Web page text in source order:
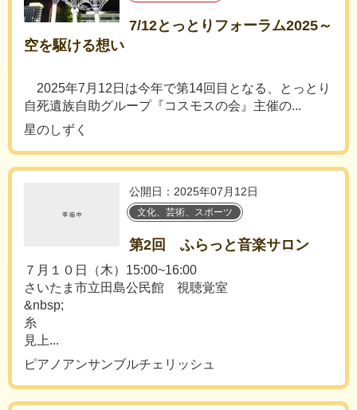
7/12とっとりフォーラム2025～
空を駆ける想い
2025年7月12日は今年で第14回目となる、とっとり
自死遺族自助グループ『コスモスの会』主催の...
星のしずく
公開日：2025年07月12日
文化、芸術、スポーツ
第2回 ふらっと音楽サロン
７月１０日（木）15:00~16:00
さいたま市立田島公民館 視聴覚室
&nbsp;
糸
見上...
ピアノアンサンブルチェリッシュ